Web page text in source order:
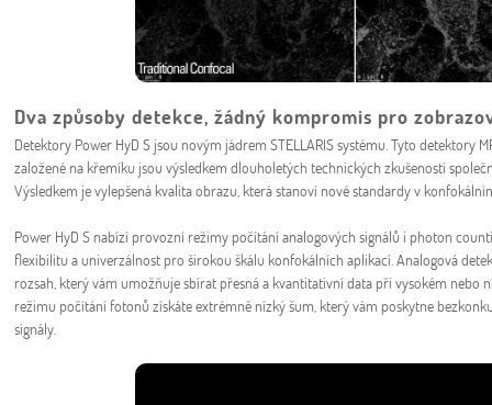
Dva způsoby detekce, žádný kompromis pro
Detektory Power HyD S jsou novým jádrem STELLARIS systému. Tyto detektory
založené na křemíku jsou výsledkem dlouholetých technických zkušeností
Výsledkem je vylepšená kvalita obrazu, která stanoví nové standardy v
Power HyD S nabízí provozní režimy počítání analogových signálů i photon
flexibilitu a univerzálnost pro širokou škálu konfokálních aplikací. Analogová
rozsah, který vám umožňuje sbírat přesná a kvantitativní data při vysokém
režimu počítání fotonů získáte extrémně nízký šum, který vám poskytne
signály.